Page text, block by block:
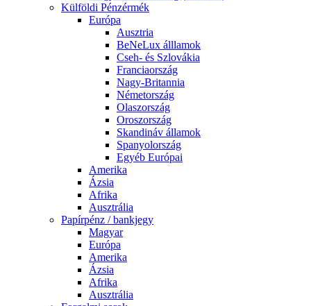
Külföldi Pénzérmék
Európa
Ausztria
BeNeLux álllamok
Cseh- és Szlovákia
Franciaország
Nagy-Britannia
Németország
Olaszország
Oroszország
Skandináv államok
Spanyolország
Egyéb Európai
Amerika
Ázsia
Afrika
Ausztrália
Papírpénz / bankjegy
Magyar
Európa
Amerika
Ázsia
Afrika
Ausztrália